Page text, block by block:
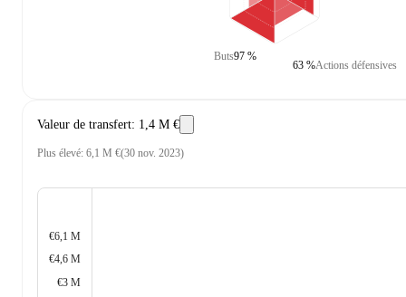
Buts97 %
Actions défensives
63 %
Valeur de transfert: 1,4 M €
Plus élevé: 6,1 M €(30 nov. 2023)
€6,1 M
€4,6 M
€3 M